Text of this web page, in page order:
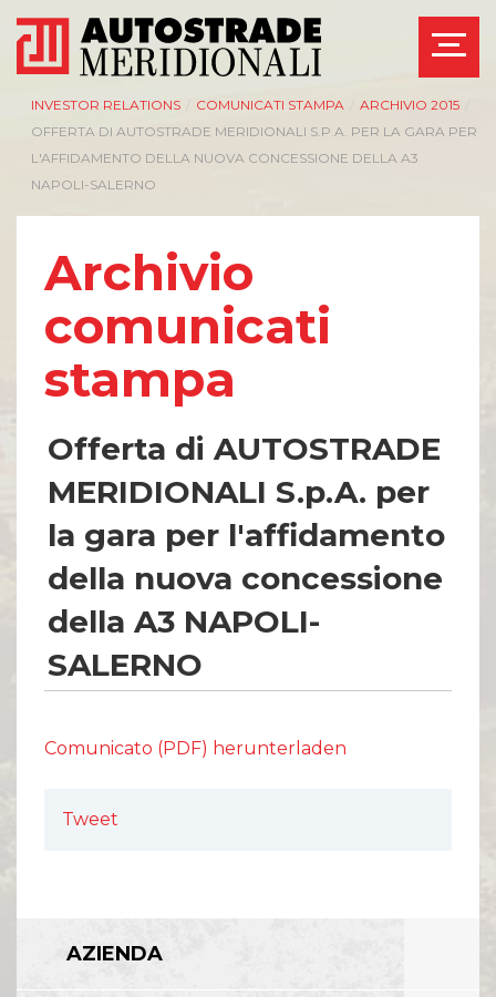
INVESTOR RELATIONS COMUNICATI STAMPA ARCHIVIO 2015
OFFERTA DI AUTOSTRADE MERIDIONALI S.P.A. PER LA GARA PER
L'AFFIDAMENTO DELLA NUOVA CONCESSIONE DELLA A3
NAPOLI-SALERNO
Archivio
comunicati
stampa
Offerta di AUTOSTRADE
MERIDIONALI S.p.A. per
la gara per l'affidamento
della nuova concessione
della A3 NAPOLI-
SALERNO
Comunicato (PDF) herunterladen
Tweet
AZIENDA